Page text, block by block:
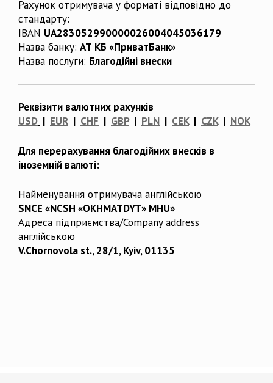
Рахунок отримувача у форматі відповідно до
стандарту:
IBAN UA283052990000026004045036179
Назва банку: АТ КБ «ПриватБанк»
Назва послуги: Благодійні внески
Реквізити валютних рахунків
USD | EUR | CHF | GBP| PLN | CEK| CZK| NOK
Для перерахування благодійних внесків в
іноземній валюті:
Найменування отримувача англійською
SNCE «NCSH «OKHMATDYT» MHU»
Адреса підприємства/Company address
англійською
V.Chornovola st., 28/1, Kyiv, 01135